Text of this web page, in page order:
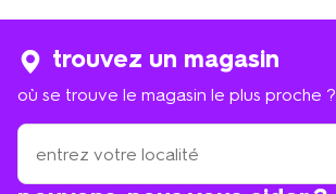
trouvez un magasin
où se trouve le magasin le plus proche ?
où
trouve